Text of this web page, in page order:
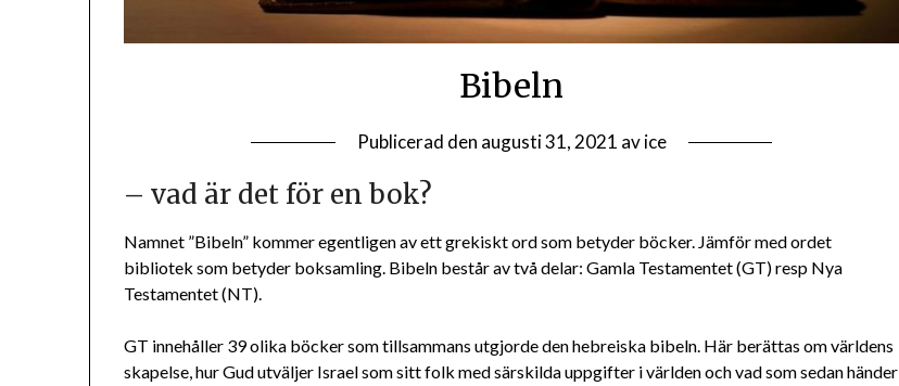
Bibeln
Publicerad den augusti 31, 2021 avice
– vad är det för en bok?
Namnet ”Bibeln” kommer egentligen av ett grekiskt ord som betyder böcker. Jämför med ordet
bibliotek som betyder boksamling. Bibeln består av två delar: Gamla Testamentet (GT) resp Nya
Testamentet (NT).
GT innehåller 39 olika böcker som tillsammans utgjorde den hebreiska bibeln. Här berättas om världens
skapelse, hur Gud utväljer Israel som sitt folk med särskilda uppgifter i världen och vad som sedan händer